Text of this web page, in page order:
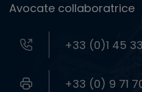
Avocate collaboratrice
+33 (0)1 45
+33 (0) 9 71